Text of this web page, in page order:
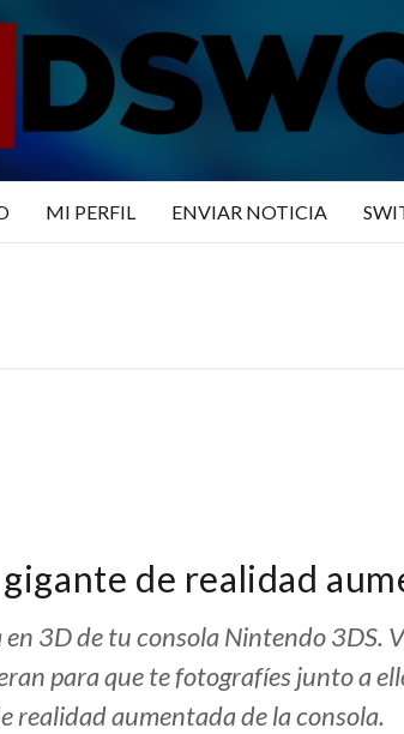
MI PERFIL ENVIAR NOTICIA
de realidad
3D de tu consola Nintendo 3DS.
para que te fotografíes junto a
realidad aumentada de la consola.